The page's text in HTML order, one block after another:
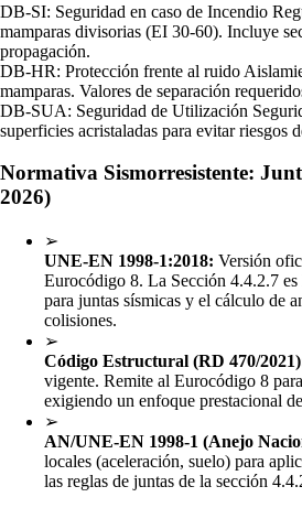
DB-SI: Seguridad en caso de Incendio
mamparas divisorias (EI 30-60). Incluye
propagación.
DB-HR: Protección frente al ruido
mamparas. Valores de separación
DB-SUA: Seguridad de Utilización
superficies acristaladas para evitar riesgos
Normativa Sismorresistente:
2026)
➢
UNE-EN 1998-1:2018: Versión
Eurocódigo 8. La Sección 4.4.2.7
para juntas sísmicas y el cálculo de
colisiones.
➢
Código Estructural (RD 470/
vigente. Remite al Eurocódigo 8
exigiendo un enfoque prestacional
➢
AN/UNE-EN 1998-1 (Anejo
locales (aceleración, suelo) para
las reglas de juntas de la sección